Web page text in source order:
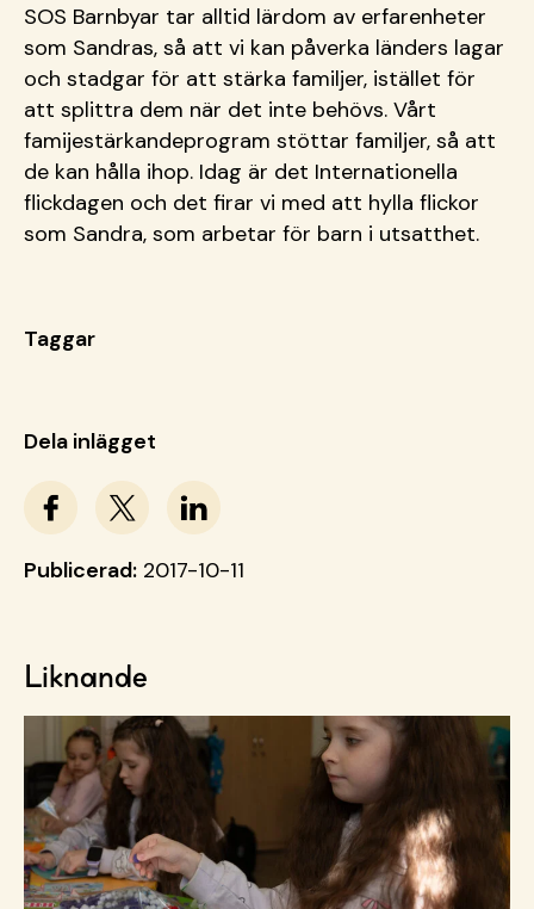
SOS Barnbyar tar alltid lärdom av erfarenheter
som Sandras, så att vi kan påverka länders lagar
och stadgar för att stärka familjer, istället för
att splittra dem när det inte behövs. Vårt
famijestärkandeprogram stöttar familjer, så att
de kan hålla ihop. Idag är det Internationella
flickdagen och det firar vi med att hylla flickor
som Sandra, som arbetar för barn i utsatthet.
Taggar
Dela inlägget
Publicerad: 2017-10-11
Liknande